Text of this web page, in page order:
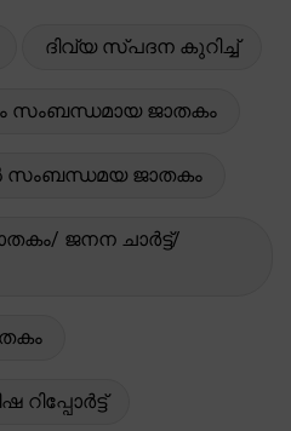
ദിവ്യ സ്പദന കുറിച്ച്
സംബന്ധമായ ജാതകം
സംബന്ധമയ ജാതകം
ജനന ചാർട്ട്/